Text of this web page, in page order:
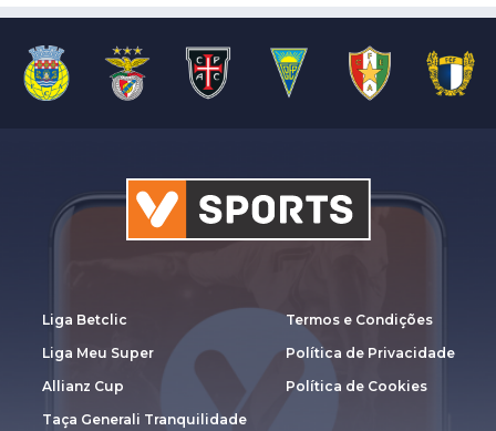
Liga Betclic
Liga Meu Super
Allianz Cup
Taça Generali Tranquilidade
Termos e Condições
Política de Privacidade
Política de Cookies